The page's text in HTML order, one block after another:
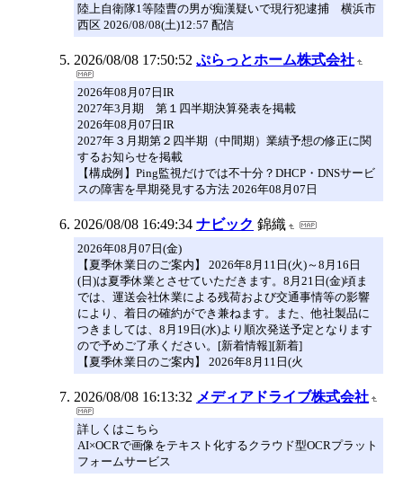
陸上自衛隊1等陸曹の男が痴漢疑いで現行犯逮捕 横浜市
西区 2026/08/08(土)12:57 配信
2026/08/08 17:50:52 ぷらっとホーム株式会社
2026年08月07日IR
2027年3月期 第１四半期決算発表を掲載
2026年08月07日IR
2027年３月期第２四半期（中間期）業績予想の修正に関
するお知らせを掲載
【構成例】Ping監視だけでは不十分？DHCP・DNSサービ
スの障害を早期発見する方法 2026年08月07日
2026/08/08 16:49:34 ナビック 錦織
2026年08月07日(金)
【夏季休業日のご案内】 2026年8月11日(火)～8月16日
(日)は夏季休業とさせていただきます。8月21日(金)頃ま
では、運送会社休業による残荷および交通事情等の影響
により、着日の確約ができ兼ねます。また、他社製品に
つきましては、8月19日(水)より順次発送予定となります
ので予めご了承ください。[新着情報][新着]
【夏季休業日のご案内】 2026年8月11日(火
2026/08/08 16:13:32 メディアドライブ株式会社
詳しくはこちら
AI×OCRで画像をテキスト化するクラウド型OCRプラット
フォームサービス